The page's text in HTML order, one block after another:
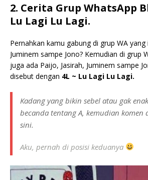
2. Cerita Grup WhatsApp
Lu Lagi Lu Lagi.
Pernahkan kamu gabung di grup WA yang
Juminem sampe Jono? Kemudian di grup
juga ada Paijo, Jasirah, Juminem sampe
disebut dengan 4L ~ Lu Lagi Lu Lagi.
Kadang yang bikin sebel atau gak
becanda tentang A, kemudian
sini.
Aku, pernah di posisi keduanya